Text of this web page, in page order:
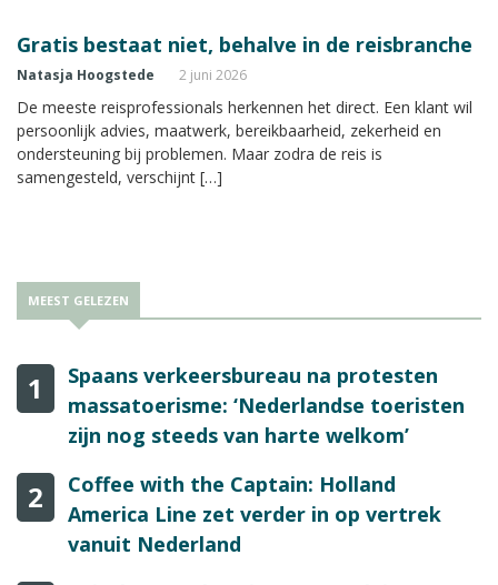
Gratis bestaat niet, behalve in de reisbranche
Natasja Hoogstede 2 juni 2026
De meeste reisprofessionals herkennen het direct. Een klant wil
persoonlijk advies, maatwerk, bereikbaarheid, zekerheid en
ondersteuning bij problemen. Maar zodra de reis is
samengesteld, verschijnt […]
MEEST GELEZEN
1
Spaans verkeersbureau na protesten
massatoerisme: ‘Nederlandse toeristen
zijn nog steeds van harte welkom’
2
Coffee with the Captain: Holland
America Line zet verder in op vertrek
vanuit Nederland